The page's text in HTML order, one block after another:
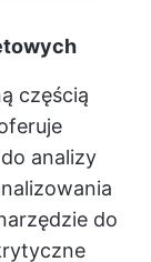
częścią
analizy
do